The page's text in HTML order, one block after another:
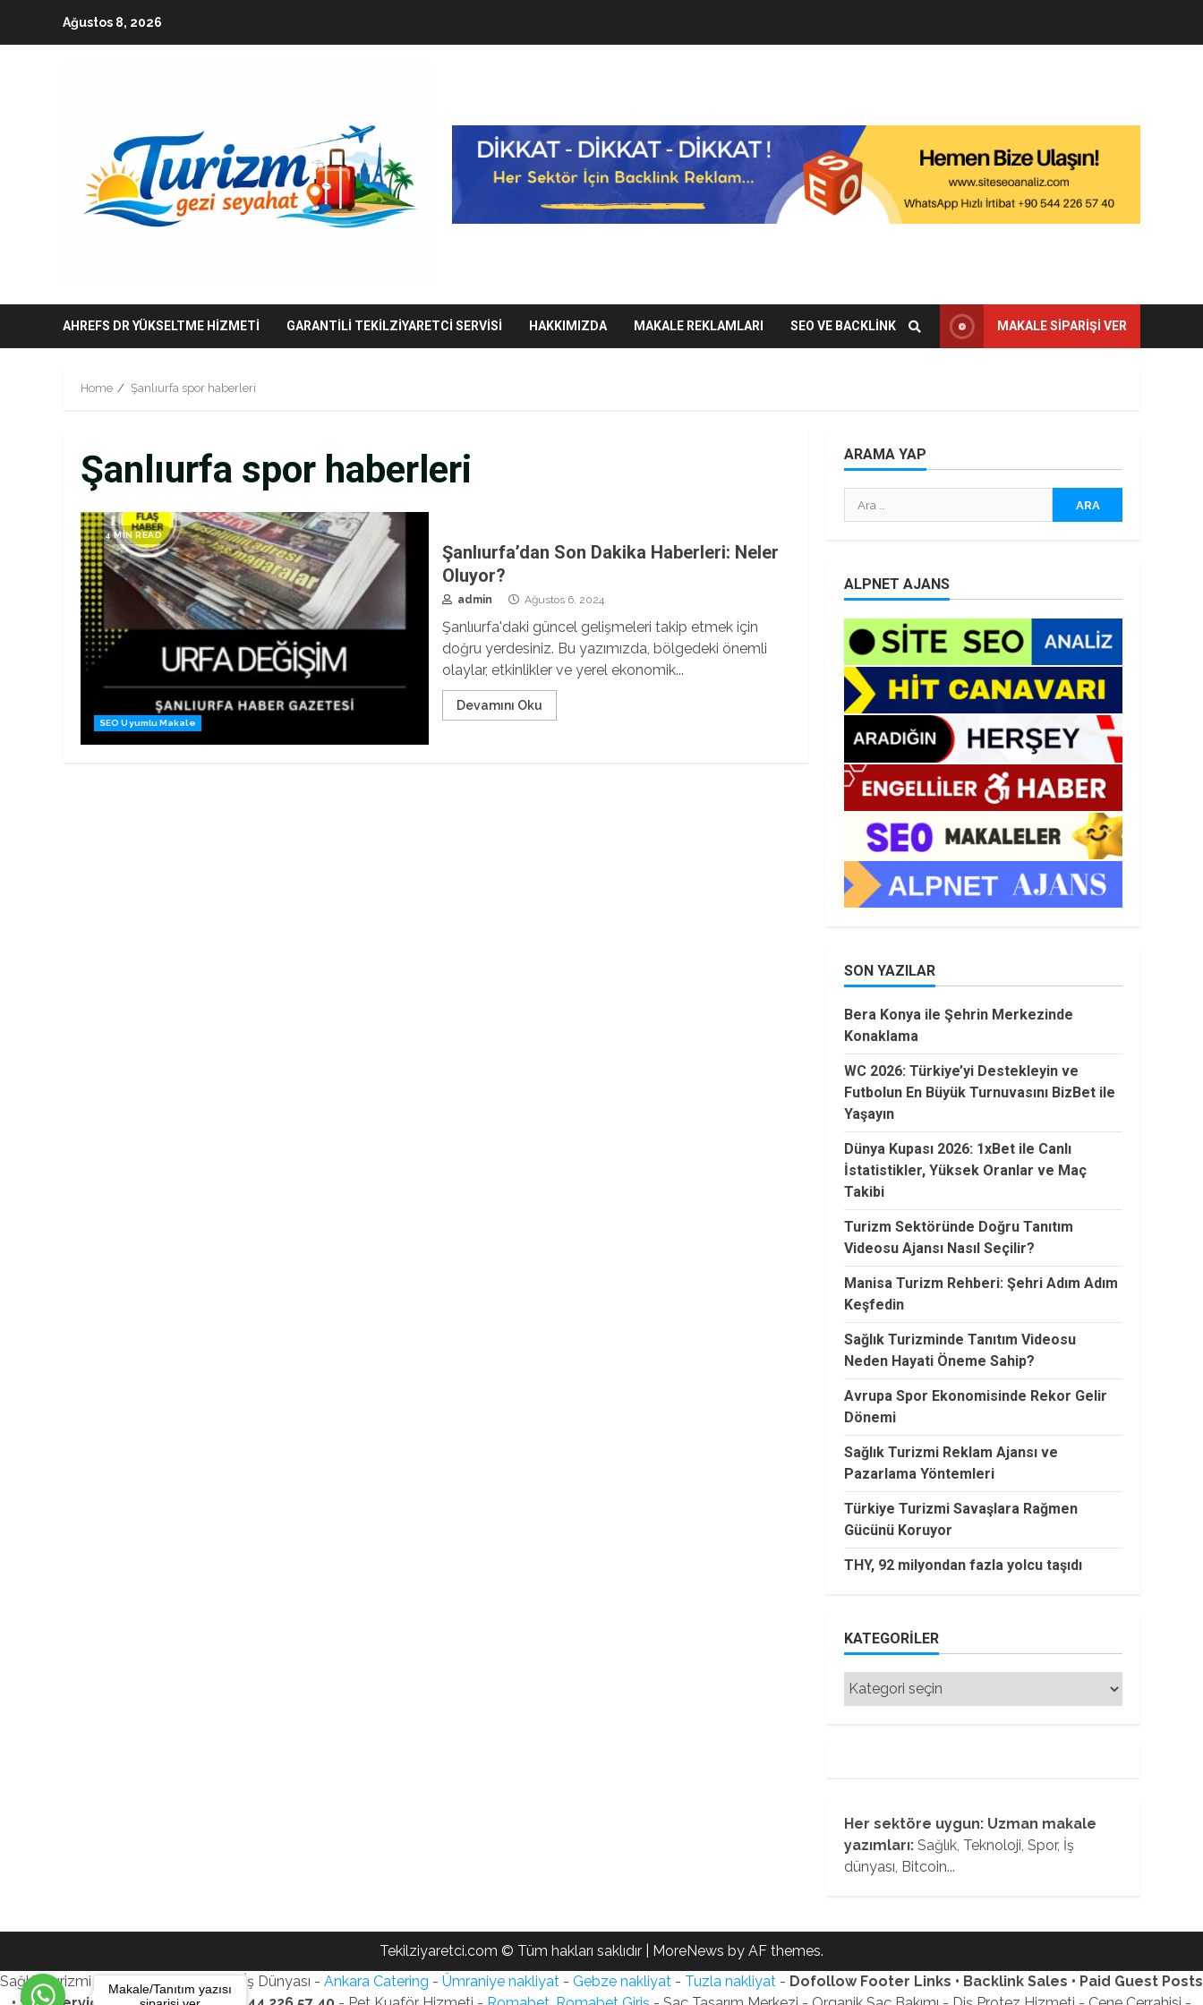
Ağustos 8, 2026
AHREFS DR YÜKSELTME HIZMETI GARANTILI TEKILZIYARETCI SERVISI HAKKIMIZDA MAKALE REKLAMLARI SEO VE BACKLINK MAKALE SIPARIŞI VER
Home Şanlıurfa spor haberleri
Şanlıurfa spor haberleri
4 MIN READ
SEO Uyumlu Makale
Şanlıurfa’dan Son Dakika Haberleri: Neler
Oluyor?
admin Ağustos 6, 2024
Şanlıurfa'daki güncel gelişmeleri takip etmek için
doğru yerdesiniz. Bu yazımızda, bölgedeki önemli
olaylar, etkinlikler ve yerel ekonomik...
Devamını Oku
ARAMA YAP
Arama:
ALPNET AJANS
SON YAZILAR
Bera Konya ile Şehrin Merkezinde
Konaklama
WC 2026: Türkiye’yi Destekleyin ve
Futbolun En Büyük Turnuvasını BizBet ile
Yaşayın
Dünya Kupası 2026: 1xBet ile Canlı
İstatistikler, Yüksek Oranlar ve Maç
Takibi
Turizm Sektöründe Doğru Tanıtım
Videosu Ajansı Nasıl Seçilir?
Manisa Turizm Rehberi: Şehri Adım Adım
Keşfedin
Sağlık Turizminde Tanıtım Videosu
Neden Hayati Öneme Sahip?
Avrupa Spor Ekonomisinde Rekor Gelir
Dönemi
Sağlık Turizmi Reklam Ajansı ve
Pazarlama Yöntemleri
Türkiye Turizmi Savaşlara Rağmen
Gücünü Koruyor
THY, 92 milyondan fazla yolcu taşıdı
KATEGORILER
Kategoriler
Her sektöre uygun: Uzman makale
yazımları:Sağlık, Teknoloji, Spor, İş
dünyası, Bitcoin...
Tekilziyaretci.com © Tüm hakları saklıdır MoreNews by AF themes.
Sağlık Turizmi Reklam Ajansı - Gezi - İş Dünyası - Ankara Catering - Ümraniye nakliyat - Gebze nakliyat - Tuzla nakliyat - Dofollow Footer Links • Backlink Sales • Paid Guest Posts
Makale/Tanıtım yazısı